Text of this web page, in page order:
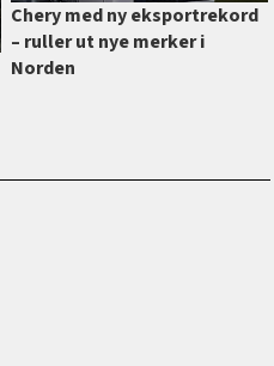
Chery med ny eksportrekord
–⁠ ruller ut nye merker i
Norden